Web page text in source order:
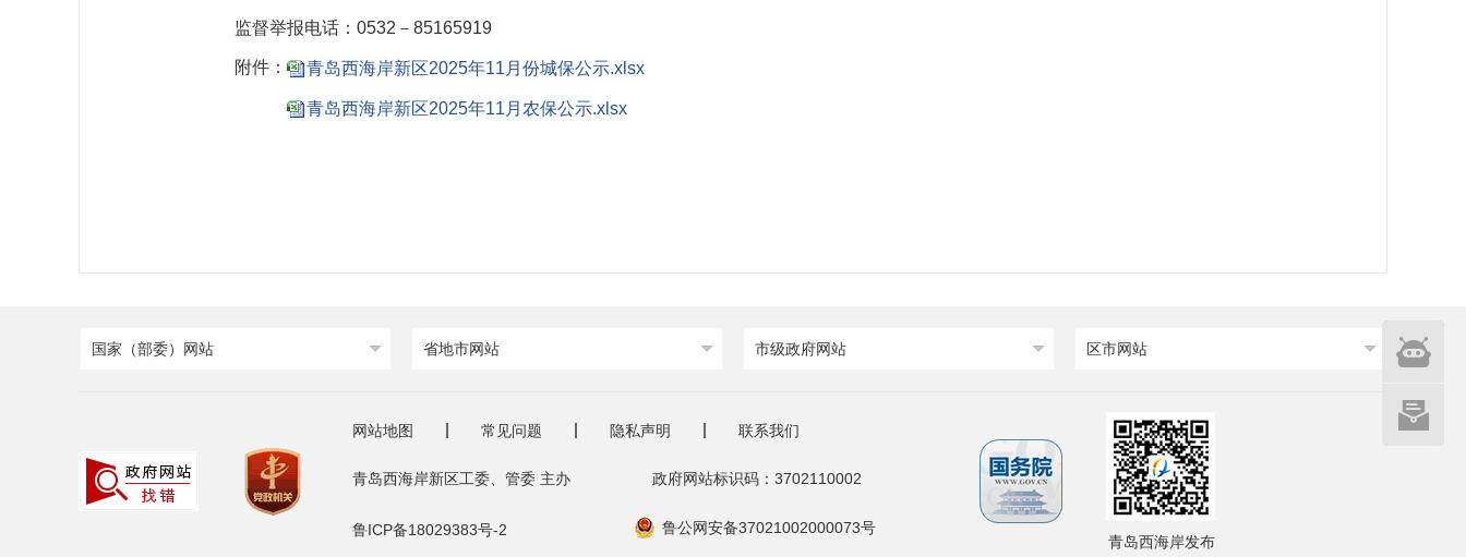
监督举报电话：0532－85165919
附件： 青岛西海岸新区2025年11月份城保公示.xlsx
青岛西海岸新区2025年11月农保公示.xlsx
国家（部委）网站 省地市网站 市级政府网站 区市网站
网站地图 常见问题 隐私声明 联系我们
青岛西海岸新区工委、管委 主办 政府网站标识码：3702110002
鲁ICP备18029383号-2 鲁公网安备37021002000073号
青岛西海岸发布
智能
问答
网站建设
意见征集